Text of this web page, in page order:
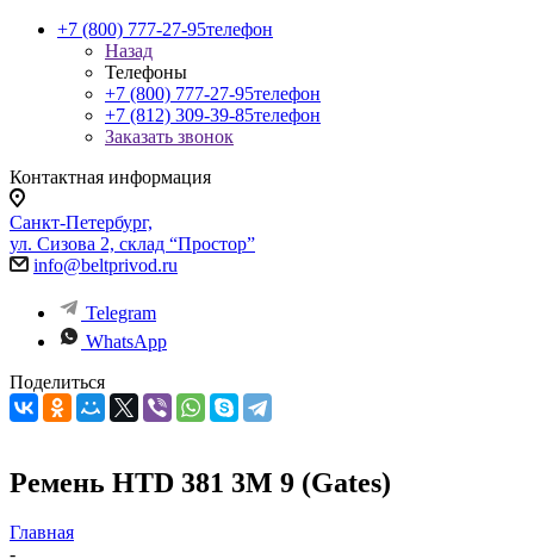
+7 (800) 777-27-95телефон
Назад
Телефоны
+7 (800) 777-27-95телефон
+7 (812) 309-39-85телефон
Заказать звонок
Контактная информация
Санкт-Петербург,
ул. Сизова 2, склад “Простор”
info@beltprivod.ru
Telegram
WhatsApp
Поделиться
Ремень HTD 381 3M 9 (Gates)
Главная
-